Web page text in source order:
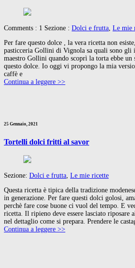
Comments : 1 Sezione : Dolci e frutta Le mie
Per fare questo dolce , la vera ricetta non
pasticceria Gollini di Vignola sa quali sono gli
maestro Gollini quando scoprì la torta ebbe un
questo dolce. Io oggi vi propongo la mia
caffè e
Continua a leggere >>
25 Gennaio, 2021
Tortelli dolci fritti al savor
Sezione: Dolci e frutta Le mie ricette
Questa ricetta è tipica della tradizione
in generazione. Per fare questi dolci golosi,
perchè fare cose buone ci vuol del tempo. E
ricetta. Il ripieno deve essere lasciato riposare
nel dettaglio come si prepara. Prendere le
Continua a leggere >>